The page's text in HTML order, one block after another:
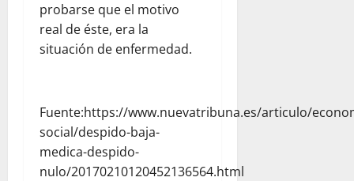
probarse que el motivo
real de éste, era la
situación de enfermedad.
Fuente:https://www.nuevatribuna.es/articulo/
social/despido-baja-
medica-despido-
nulo/20170210120452136564.html